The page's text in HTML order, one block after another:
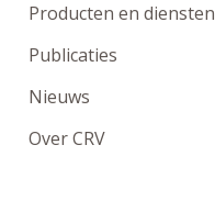
Producten en diensten
Publicaties
Nieuws
Over CRV